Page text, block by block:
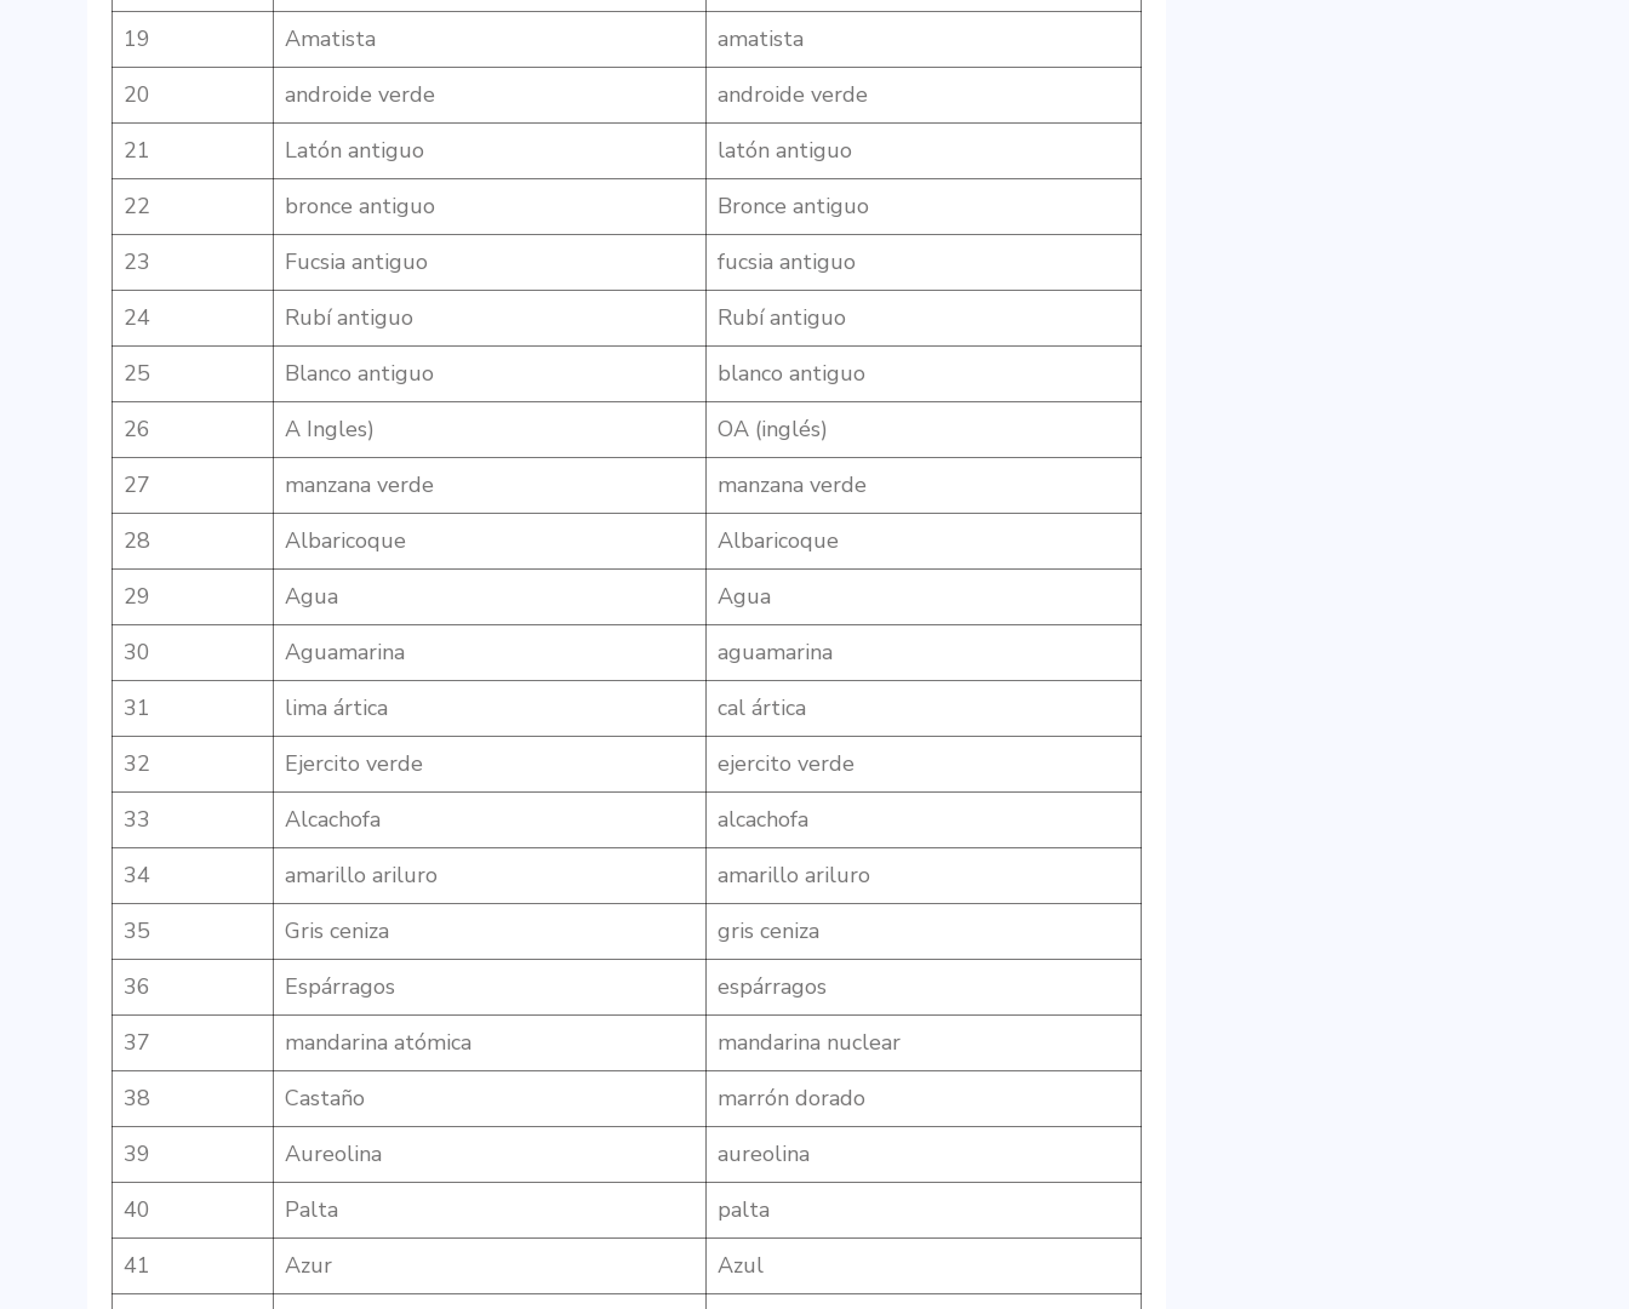
19
Amatista
amatista
20
androide verde
androide verde
21
Latón antiguo
latón antiguo
22
bronce antiguo
Bronce antiguo
23
Fucsia antiguo
fucsia antiguo
24
Rubí antiguo
Rubí antiguo
25
Blanco antiguo
blanco antiguo
26
A Ingles)
OA (inglés)
27
manzana verde
manzana verde
28
Albaricoque
Albaricoque
29
Agua
Agua
30
Aguamarina
aguamarina
31
lima ártica
cal ártica
32
Ejercito verde
ejercito verde
33
Alcachofa
alcachofa
34
amarillo ariluro
amarillo ariluro
35
Gris ceniza
gris ceniza
36
Espárragos
espárragos
37
mandarina atómica
mandarina nuclear
38
Castaño
marrón dorado
39
Aureolina
aureolina
40
Palta
palta
41
Azur
Azul